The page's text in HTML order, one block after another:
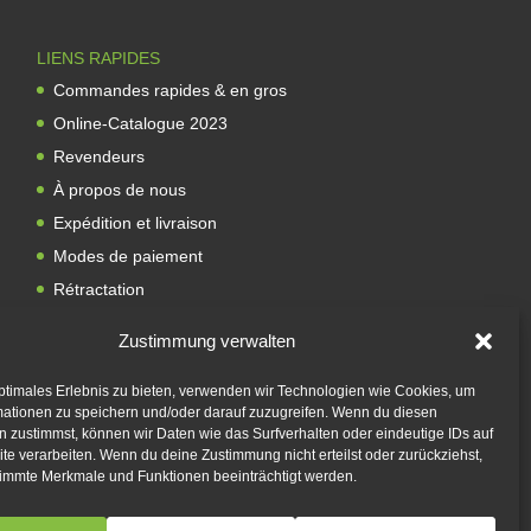
Zustimmung verwalten
Erlebnis zu bieten, verwenden wir Technologien wie Cookies, um
zu speichern und/oder darauf zuzugreifen. Wenn du diesen
zustimmst, können wir Daten wie das Surfverhalten oder eindeutige IDs auf
verarbeiten. Wenn du deine Zustimmung nicht erteilst oder zurückziehst,
Merkmale und Funktionen beeinträchtigt werden.
eLIENS RAPIDES
Commandes rapides & en gros
Online-Catalogue 2023
Revendeurs
À propos de nous
Expédition et livraison
Modes de paiement
Rétractation